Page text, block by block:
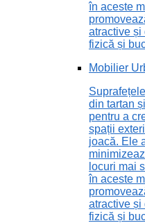
în aceste
atractive și
fizică și
Mobilier
din tartan
pentru a
spații
joacă. Ele
locuri mai
în aceste
atractive și
fizică și